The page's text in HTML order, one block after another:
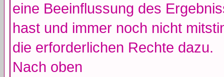
eine Beeinflussung des
hast und immer noch nicht
die erforderlichen Rechte dazu.
Nach oben